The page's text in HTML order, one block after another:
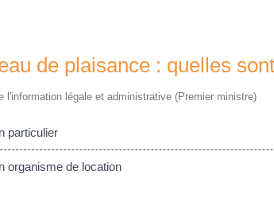
de plaisance : quelles
l'information légale et administrative (Premier ministre)
particulier
organisme de location